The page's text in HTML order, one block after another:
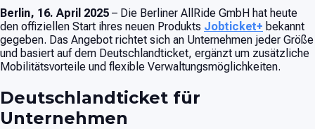
Berlin, 16. April 2025 – Die Berliner AllRide GmbH hat heute
den offiziellen Start ihres neuen Produkts Jobticket+ bekannt
gegeben. Das Angebot richtet sich an Unternehmen jeder Größe
und basiert auf dem Deutschlandticket, ergänzt um zusätzliche
Mobilitätsvorteile und flexible Verwaltungsmöglichkeiten.
Deutschlandticket für
Unternehmen